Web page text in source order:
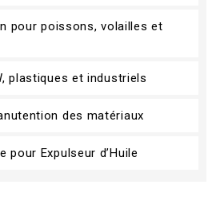
pour poissons, volailles et
plastiques et industriels
des matériaux
pour Expulseur d’Huile